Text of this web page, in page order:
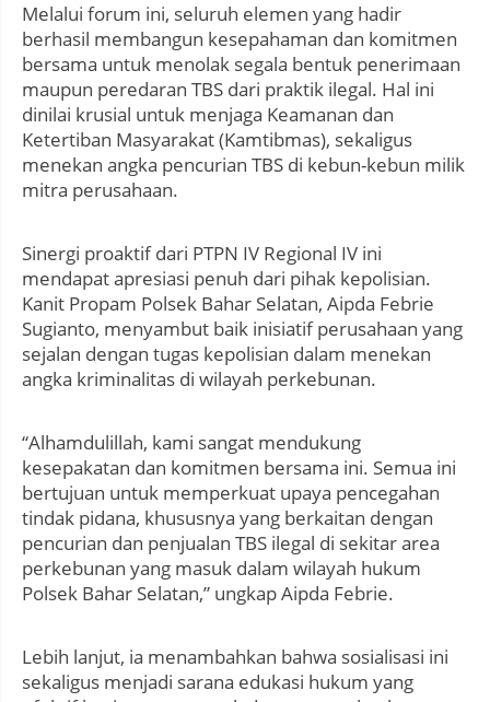
Melalui forum ini, seluruh elemen yang hadir
berhasil membangun kesepahaman dan komitmen
bersama untuk menolak segala bentuk penerimaan
maupun peredaran TBS dari praktik ilegal. Hal ini
dinilai krusial untuk menjaga Keamanan dan
Ketertiban Masyarakat (Kamtibmas), sekaligus
menekan angka pencurian TBS di kebun-kebun milik
mitra perusahaan.
Sinergi proaktif dari PTPN IV Regional IV ini
mendapat apresiasi penuh dari pihak kepolisian.
Kanit Propam Polsek Bahar Selatan, Aipda Febrie
Sugianto, menyambut baik inisiatif perusahaan yang
sejalan dengan tugas kepolisian dalam menekan
angka kriminalitas di wilayah perkebunan.
“Alhamdulillah, kami sangat mendukung
kesepakatan dan komitmen bersama ini. Semua ini
bertujuan untuk memperkuat upaya pencegahan
tindak pidana, khususnya yang berkaitan dengan
pencurian dan penjualan TBS ilegal di sekitar area
perkebunan yang masuk dalam wilayah hukum
Polsek Bahar Selatan,” ungkap Aipda Febrie.
Lebih lanjut, ia menambahkan bahwa sosialisasi ini
sekaligus menjadi sarana edukasi hukum yang